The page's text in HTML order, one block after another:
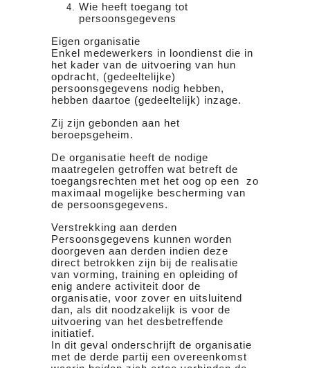
Wie heeft toegang tot
persoonsgegevens
Eigen organisatie
Enkel medewerkers in loondienst die in
het kader van de uitvoering van hun
opdracht, (gedeeltelijke)
persoonsgegevens nodig hebben,
hebben daartoe (gedeeltelijk) inzage.
Zij zijn gebonden aan het
beroepsgeheim.
De organisatie heeft de nodige
maatregelen getroffen wat betreft de
toegangsrechten met het oog op een zo
maximaal mogelijke bescherming van
de persoonsgegevens.
Verstrekking aan derden
Persoonsgegevens kunnen worden
doorgeven aan derden indien deze
direct betrokken zijn bij de realisatie
van vorming, training en opleiding of
enig andere activiteit door de
organisatie, voor zover en uitsluitend
dan, als dit noodzakelijk is voor de
uitvoering van het desbetreffende
initiatief.
In dit geval onderschrijft de organisatie
met de derde partij een overeenkomst